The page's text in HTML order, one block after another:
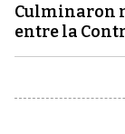
Culminaron
entre la